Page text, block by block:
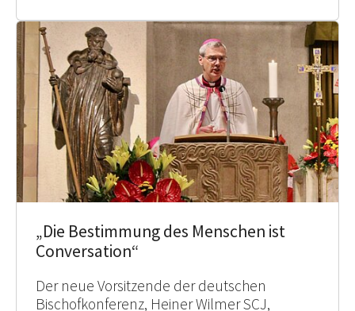
„Die Bestimmung des Menschen ist
Conversation“
Der neue Vorsitzende der deutschen
Bischofkonferenz, Heiner Wilmer SCJ,